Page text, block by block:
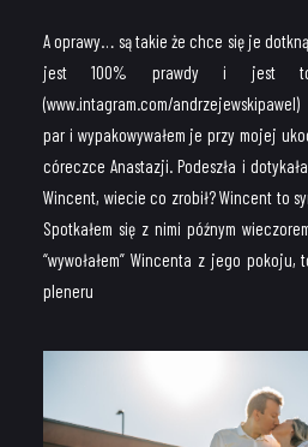
A oprawy… są takie że chce się je
jest 100% prawdy i jest
(www.intagram.com/
par i wypakowywałem je przy mojej
córeczce Anastazji. Podeszła i
Wincent, wiecie co zrobił? Wincent to
Spotkałem się z nimi późnym
“wywołałem” Wincenta z jego
pleneru